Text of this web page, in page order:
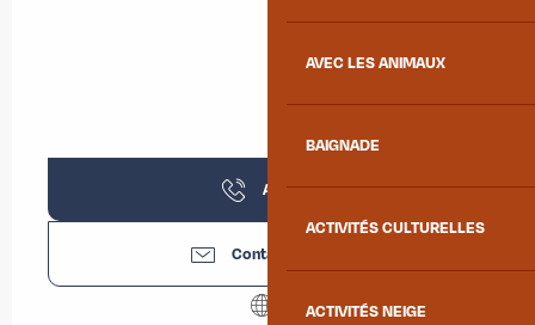
AVEC LES ANIMAUX
BAIGNADE
ACTIVITÉS CULTURELLES
ACTIVITÉS NEIGE
Appeler
Contactez-nous